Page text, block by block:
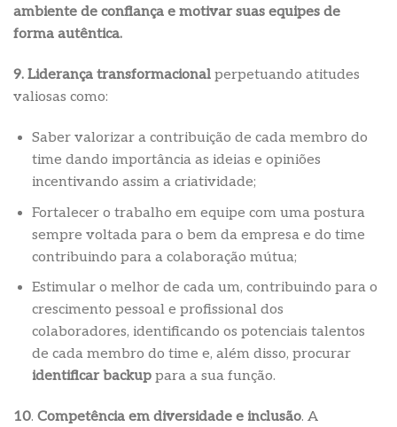
ambiente de confiança e motivar suas equipes de
forma autêntica.
9. Liderança transformacional perpetuando atitudes
valiosas como:
Saber valorizar a contribuição de cada membro do
time dando importância as ideias e opiniões
incentivando assim a criatividade;
Fortalecer o trabalho em equipe com uma postura
sempre voltada para o bem da empresa e do time
contribuindo para a colaboração mútua;
Estimular o melhor de cada um, contribuindo para o
crescimento pessoal e profissional dos
colaboradores, identificando os potenciais talentos
de cada membro do time e, além disso, procurar
identificar backuppara a sua função.
10. Competência em diversidade e inclusão. A